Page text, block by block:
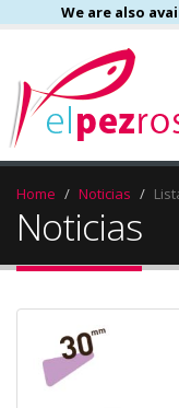
We are also
Home Noticias
Noticias